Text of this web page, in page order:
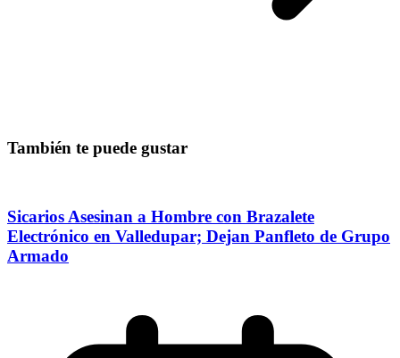
También te puede gustar
Sicarios Asesinan a Hombre con Brazalete
Electrónico en Valledupar; Dejan Panfleto de Grupo
Armado